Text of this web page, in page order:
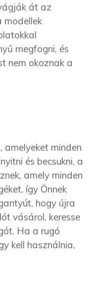
át az
modellek
megfogni, és
nem okoznak a
minden
és becsukni, a
amely minden
így Önnek
hogy újra
vásárol, keresse
Ha a rugó
kell használnia,